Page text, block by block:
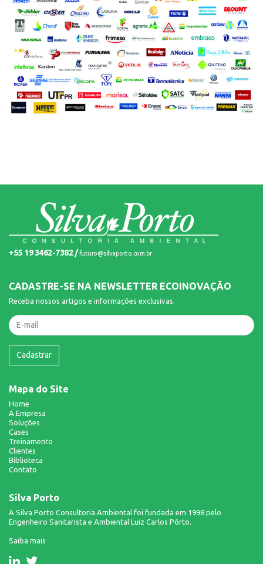
+55 19 3462-7382 /futuro@silvaporto.com.br
CADASTRE-SE NA NEWSLETTER ECOINOVAÇÃO
Receba nossos artigos e informações exclusivas.
Nome
Cadastrar
Mapa do Site
Home
A Empresa
Soluções
Cases
Treinamento
Clientes
Biblioteca
Contato
Silva Porto
A Silva Porto Consultoria Ambiental foi fundada em 1998 pelo
Engenheiro Sanitarista e Ambiental Luiz Carlos Pôrto.
Saiba mais